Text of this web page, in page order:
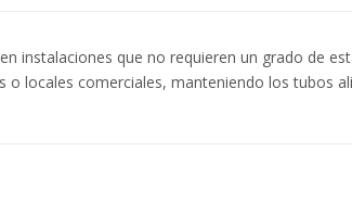
instalaciones que no requieren un grado de
locales comerciales, manteniendo los tubos